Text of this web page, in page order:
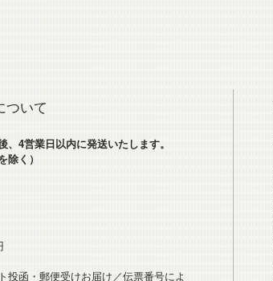
ついて
、4営業日以内に発送いたします。
除く）
投函・郵便受けお届け／伝票番号によ